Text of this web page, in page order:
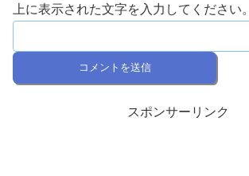
上に表示された文字を入力してください。
スポンサーリンク